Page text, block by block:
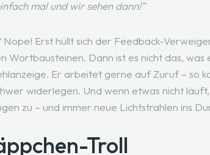
mal und wir sehen dann!”
Erst hüllt sich der Feedback-
Wortbausteinen. Dann ist es nicht das, was
Er arbeitet gerne auf Zuruf – so
widerlegen. Und wenn etwas nicht
zu – und immer neue Lichtstrahlen ins
Troll